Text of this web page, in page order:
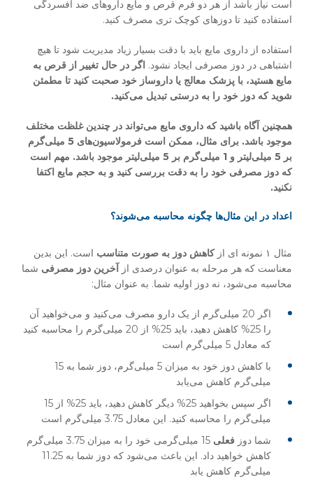
است نیاز باشد از هر دو فرم قرص و مایع داروهای ضد افسردگی
استفاده کنید تا دوزهای کوچک تری مصرف کنید.
استفاده از داروی مایع باید با دقت بسیار زیاد مدیریت شود تا هیچ
اشتباهی در دوز مصرفی ایجاد نشود. اگر در حال تغییر از قرص به
مایع هستید، با پزشک معالج یا داروساز خود صحبت کنید تا مطمئن
شوید که دوز خود را به درستی تبدیل میکنید.
همچنین آگاه باشید که داروی مایع میتواند در چندین غلظت مختلف
موجود باشد. برای مثال، ممکن است فرمولاسیونهای 5 میلی
گرم
بر 5 میلی
لیتر و 1 میلی گرم بر 5 میلی
لیتر موجود باشد. مهم است
که دوز مصرفی خود را به دقت بررسی کنید و به حجم مایع اکتفا
نکنید.
اعداد در این مثال‌ها چگونه محاسبه می‌شوند؟
مثال ۱ نمونه ای از کاهش دوز به صورت متناسب است. این بدین
معناست که هر مرحله به عنوان درصدی از آخرین دوز مصرفی شما
محاسبه می‌شود، نه دوز اولیه شما. به عنوان مثال:
اگر 20 میلی‌گرم از یک دارو مصرف می‌کنید و می‌خواهید آن
را 25% کاهش دهید، باید 25% از 20 میلی‌گرم را محاسبه کنید
که معادل 5 میلی‌گرم است
با کاهش دوز خود به میزان 5 میلی‌گرم، دوز شما به 15
میلی‌گرم کاهش می‌یابد
اگر سپس بخواهید 25% دیگر کاهش دهید، باید 25% از 15
میلی‌گرم را محاسبه کنید. این معادل 3.75 میلی‌گرم است
شما دوز فعلی
15 میلی‌گرمی خود را به میزان 3.75 میلی‌گرم
کاهش خواهید داد. این باعث می‌شود که دوز شما به 11.25
میلی‌گرم کاهش یابد